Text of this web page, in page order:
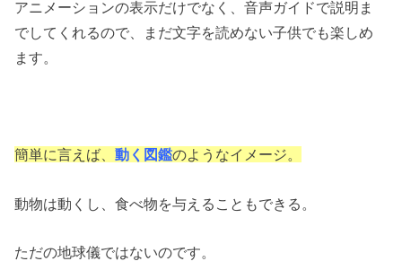
アニメーションの表示だけでなく、音声ガイドで説明ま
でしてくれるので、まだ文字を読めない子供でも楽しめ
ます。
簡単に言えば、動く図鑑のようなイメージ。
動物は動くし、食べ物を与えることもできる。
ただの地球儀ではないのです。